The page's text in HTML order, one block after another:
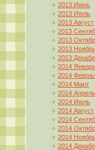
2013 Июнь
2013 Июль
2013 Август
2013
2013
2013
2013
2014
2014
2014 Март
2014 Апрель
2014 Июль
2014 Август
2014
2014
2014
2014